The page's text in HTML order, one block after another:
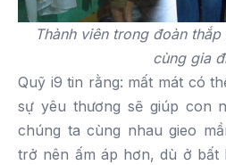
Thành viên trong đoàn
cùng gia
Quỹ i9 tin rằng: mất mát có
sự yêu thương sẽ giúp con
chúng ta cùng nhau gieo
trở nên ấm áp hơn, dù ở bất